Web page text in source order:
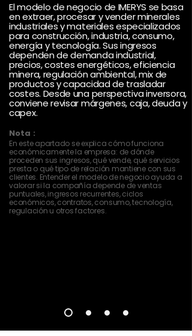
El modelo de negocio de IMERYS se basa
en extraer, procesar y vender minerales
industriales y materiales especializados
para construcción, industria, consumo,
energía y tecnología. Sus ingresos
dependen de demanda industrial,
precios, costes energéticos, eficiencia
minera, regulación ambiental, mix de
productos y capacidad de trasladar
costes. Desde una perspectiva inversora,
conviene revisar márgenes, caja, deuda y
capex.
Nota :
En este apartado se explica cómo funciona
económicamente la empresa: de dónde
proceden sus ingresos, qué vende, qué servicios
presta o qué tipo de relación mantiene con sus
clientes. Entender el modelo de negocio ayuda a
valorar si la compañía depende de ventas
puntuales, ingresos recurrentes, ciclos
económicos, contratos, consumo, tecnología,
regulación u otros factores.